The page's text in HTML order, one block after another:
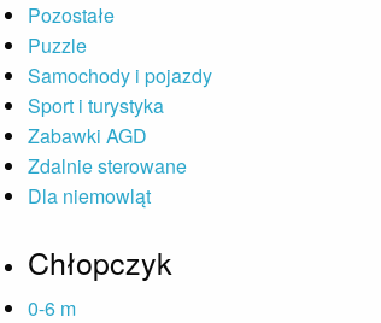
Pozostałe
Puzzle
Samochody i pojazdy
Sport i turystyka
Zabawki AGD
Zdalnie sterowane
Dla niemowląt
Chłopczyk
0-6 m